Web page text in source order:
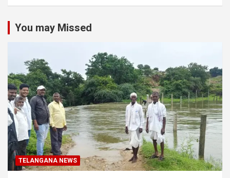
You may Missed
TELANGANA NEWS